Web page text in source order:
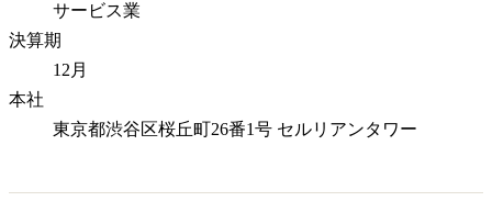
サービス業
決算期
12月
本社
東京都渋谷区桜丘町26番1号 セルリアンタワー